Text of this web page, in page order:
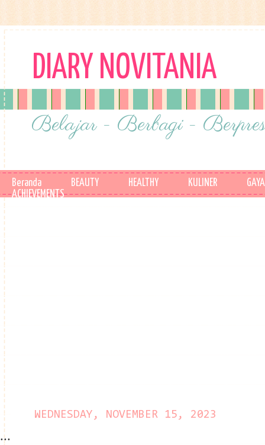
DIARY NOVITANIA
Belajar - Berbagi -
Beranda BEAUTY HEALTHY KULINER
ACHIEVEMENTS
WEDNESDAY, NOVEMBER 15, 2023
...